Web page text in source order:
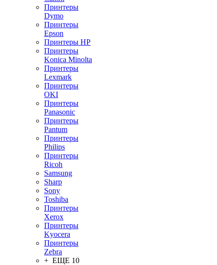
Принтеры
Dymo
Принтеры
Epson
Принтеры HP
Принтеры
Konica Minolta
Принтеры
Lexmark
Принтеры
OKI
Принтеры
Panasonic
Принтеры
Pantum
Принтеры
Philips
Принтеры
Ricoh
Samsung
Sharp
Sony
Toshiba
Принтеры
Xerox
Принтеры
Kyocera
Принтеры
Zebra
+ ЕЩЕ 10